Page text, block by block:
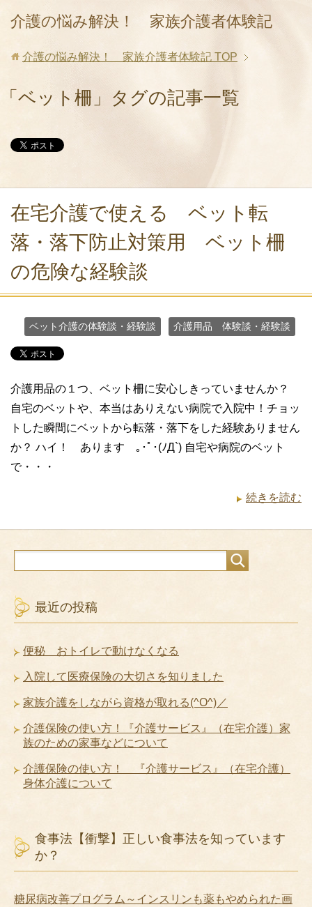
介護の悩み解決！ 家族介護者体験記
介護の悩み解決！ 家族介護者体験記 TOP
「ベット柵」タグの記事一覧
在宅介護で使える ベット転
落・落下防止対策用 ベット柵
の危険な経験談
ベット介護の体験談・経験談 介護用品 体験談・経験談
介護用品の１つ、ベット柵に安心しきっていませんか？
自宅のベットや、本当はありえない病院で入院中！チョッ
トした瞬間にベットから転落・落下をした経験ありません
か？ ハイ！ あります ｡･ﾟ･(ﾉД`) 自宅や病院のベット
で・・・
続きを読む
最近の投稿
便秘 おトイレで動けなくなる
入院して医療保険の大切さを知りました
家族介護をしながら資格が取れる(^O^)／
介護保険の使い方！『介護サービス』（在宅介護）家
族のための家事などについて
介護保険の使い方！ 『介護サービス』（在宅介護）
身体介護について
食事法【衝撃】正しい食事法を知っています
か？
糖尿病改善プログラム～インスリンも薬もやめられた画